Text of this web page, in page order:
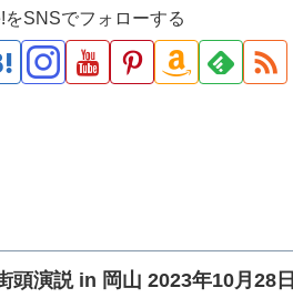
をSNSでフォローする
頭演説 in 岡山 2023年10月28日